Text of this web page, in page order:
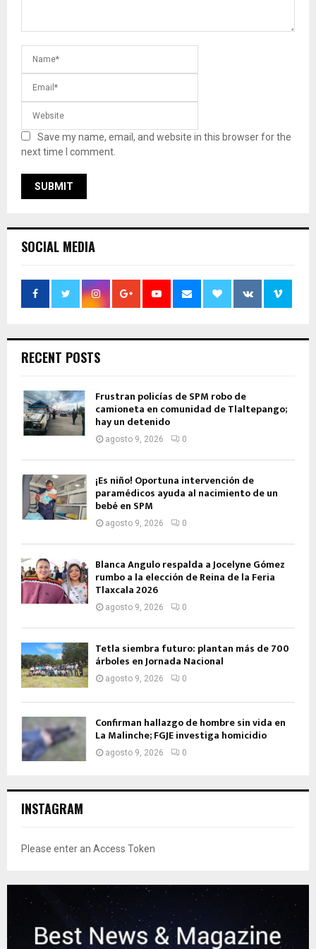
Save my name, email, and website in this browser for the
next time I comment.
SOCIAL MEDIA
RECENT POSTS
Frustran policías de SPM robo de
camioneta en comunidad de Tlaltepango;
hay un detenido
agosto 9, 2026 0
¡Es niño! Oportuna intervención de
paramédicos ayuda al nacimiento de un
bebé en SPM
agosto 9, 2026 0
Blanca Angulo respalda a Jocelyne Gómez
rumbo a la elección de Reina de la Feria
Tlaxcala 2026
agosto 9, 2026 0
Tetla siembra futuro: plantan más de 700
árboles en Jornada Nacional
agosto 9, 2026 0
Confirman hallazgo de hombre sin vida en
La Malinche; FGJE investiga homicidio
agosto 9, 2026 0
INSTAGRAM
Please enter an Access Token